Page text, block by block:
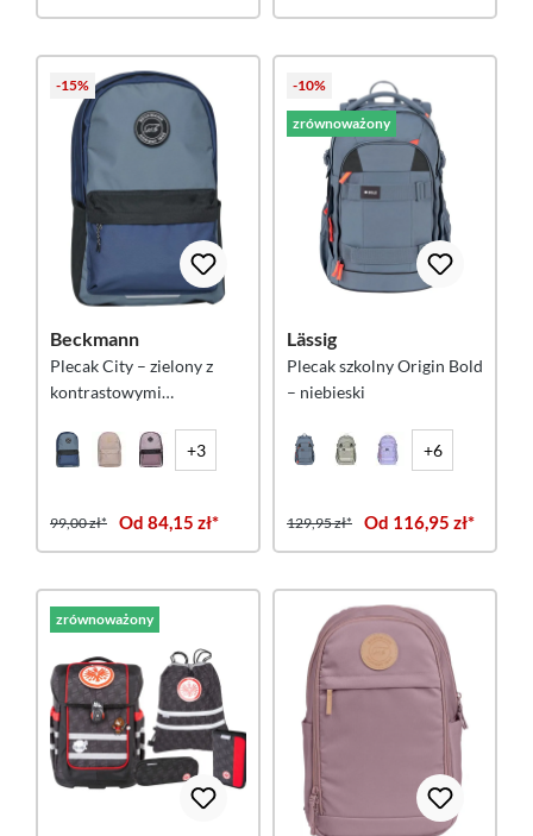
-15%
Beckmann
Plecak City – zielony z
kontrastowymi
+3
99,00 zł* Od 84,15 zł*
-10%
zrównoważony
Lässig
Plecak szkolny Origin Bold
– niebieski
+6
129,95 zł* Od 116,95 zł*
zrównoważony